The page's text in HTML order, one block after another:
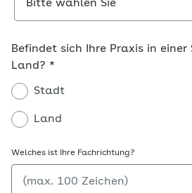
Befindet sich Ihre Praxis in
Land? *
Stadt
Land
Welches ist Ihre Fachrichtung?